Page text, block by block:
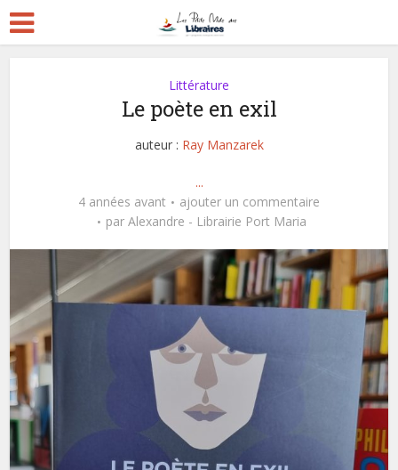
Littérature
Le poète en exil
auteur : Ray Manzarek
...
4 années avant
ajouter un commentaire
par Alexandre - Librairie Port Maria